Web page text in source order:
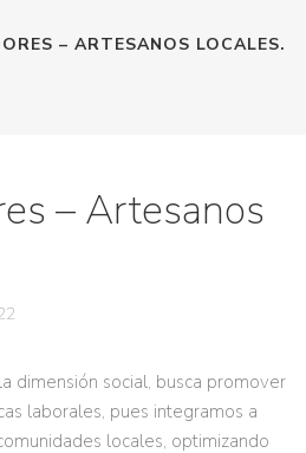
– ARTESANOS LOCALES.
– Artesanos
dimensión social, busca promover
laborales, pues integramos a
locales, optimizando